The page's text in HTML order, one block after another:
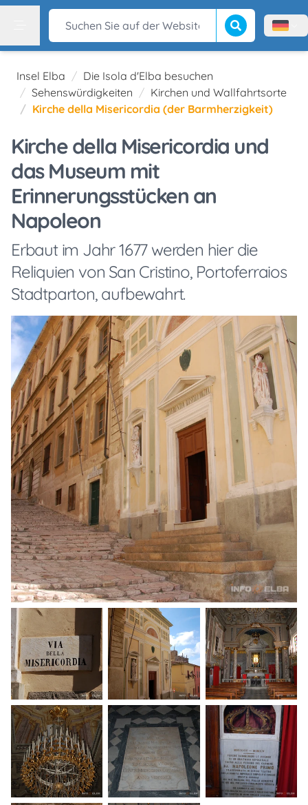
Suchen Sie auf der Website Suche beginnen
Menù
Insel Elba
Die Isola d'Elba besuchen
Sehenswürdigkeiten
Kirchen und Wallfahrtsorte
Kirche della Misericordia (der Barmherzigkeit)
Kirche della Misericordia und
das Museum mit
Erinnerungsstücken an
Napoleon
Erbaut im Jahr 1677 werden hier die
Reliquien von San Cristino, Portoferraios
Stadtparton, aufbewahrt.